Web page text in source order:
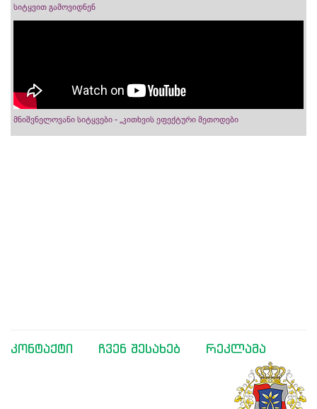
სიტყვით გამოვიდნენ
მნიშვნელოვანი სიტყვები - „კითხვის ეფექტური მეთოდები
კონტაქტი ჩვენ შესახებ რეკლამა